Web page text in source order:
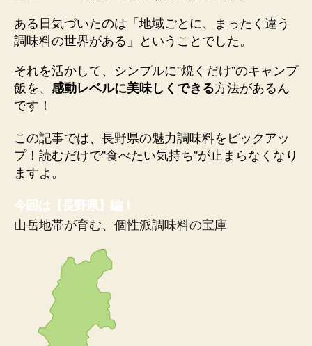
ある日気づいたのは「地域ごとに、まったく違う
調味料の世界がある」ということでした。
それを活かして、シンプルに”焼くだけ”のキャンプ
飯を、 感動レベルに美味しくできる方法があるん
です！
この記事では、長野県の魅力調味料をピックアッ
プ！読むだけで”食べたい気持ち”が止まらなくなり
ますよ。
今回は【長野県】編！
山岳地帯が育む、個性派調味料の宝庫